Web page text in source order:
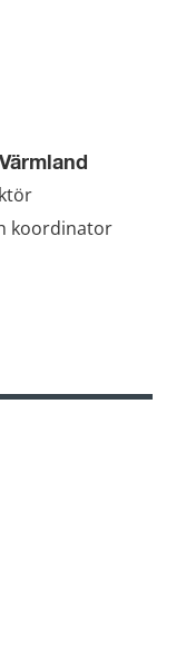
koordinator